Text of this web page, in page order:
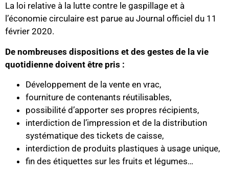
La loi relative à la lutte contre le gaspillage et à
l’économie circulaire est parue au Journal officiel du 11
février 2020.
De nombreuses dispositions et des gestes de la vie
quotidienne doivent être pris :
Développement de la vente en vrac,
fourniture de contenants réutilisables,
possibilité d’apporter ses propres récipients,
interdiction de l’impression et de la distribution
systématique des tickets de caisse,
interdiction de produits plastiques à usage unique,
fin des étiquettes sur les fruits et légumes…